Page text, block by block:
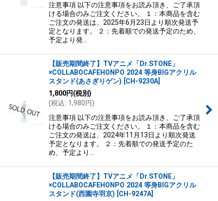
注意事項 以下の注意事項をお読み頂き、ご了承頂
ける場合のみご注文ください。 １：本商品を含む
ご注文の発送は、2025年6月23日より順次発送予
定となります。 ２：先着順での発送予定のため、
予定より発…
【販売期間終了】TVアニメ「Dr.STONE」
×COLLABOCAFEHONPO 2024 等身BIGアクリル
スタンド(あさぎりゲン)
CH-9230A
1,800円(税別)
(税込: 1,980円)
注意事項 以下の注意事項をお読み頂き、ご了承頂
ける場合のみご注文ください。 １：本商品を含む
ご注文の発送は、2024年11月13日より順次発送
予定となります。 ２：先着順での発送予定のた
め、予定より…
【販売期間終了】TVアニメ「Dr.STONE」
×COLLABOCAFEHONPO 2024 等身BIGアクリル
スタンド(西園寺羽京)
CH-9247A